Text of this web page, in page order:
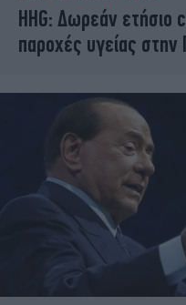
HHG: Δωρεάν ετήσιο
παροχές υγείας